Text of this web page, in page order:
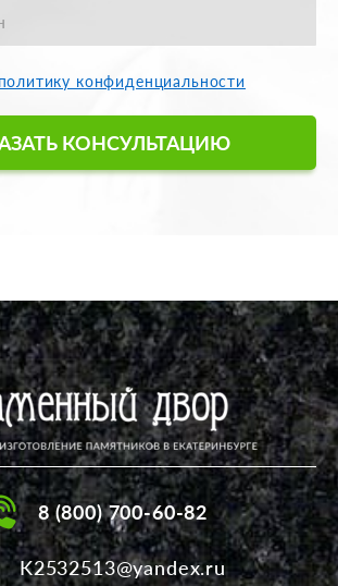
политику конфиденциальности
КОНСУЛЬТАЦИЮ
8 (800) 700-60-82
K2532513@yandex.ru